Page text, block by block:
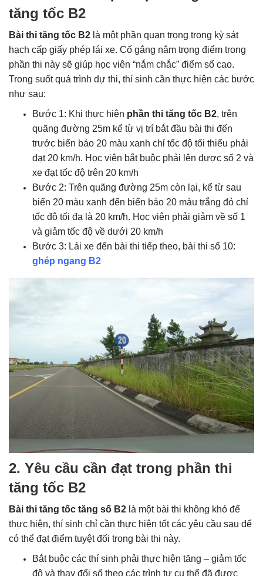
tăng tốc B2
Bài thi tăng tốc B2 là một phần quan trọng trong kỳ sát
hạch cấp giấy phép lái xe. Cố gắng nắm trọng điểm trong
phần thi này sẽ giúp học viên “nắm chắc” điểm số cao.
Trong suốt quá trình dự thi, thí sinh cần thực hiện các bước
như sau:
Bước 1: Khi thực hiện phần thi tăng tốc B2, trên
quãng đường 25m kể từ vị trí bắt đầu bài thi đến
trước biển báo 20 màu xanh chỉ tốc độ tối thiểu phải
đạt 20 km/h. Học viên bắt buộc phải lên được số 2 và
xe đạt tốc độ trên 20 km/h
Bước 2: Trên quãng đường 25m còn lại, kể từ sau
biển 20 màu xanh đến biển báo 20 màu trắng đỏ chỉ
tốc độ tối đa là 20 km/h. Học viên phải giảm về số 1
và giảm tốc độ về dưới 20 km/h
Bước 3: Lái xe đến bài thi tiếp theo, bài thi số 10:
ghép ngang B2
2. Yêu cầu cần đạt trong phần thi
tăng tốc B2
Bài thi tăng tốc tăng số B2 là một bài thi không khó để
thực hiện, thí sinh chỉ cần thực hiện tốt các yêu cầu sau để
có thể đạt điểm tuyệt đối trong bài thi này.
Bắt buộc các thí sinh phải thực hiện tăng – giảm tốc
độ và thay đổi số theo các trình tự cụ thể đã được